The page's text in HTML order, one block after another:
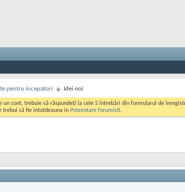
pentru incepatori Idei noi
un cont, trebuie să răspundeți la cele 5 întrebări din formularul de
trebui să fie intotdeauna in Prezentare forumisti.